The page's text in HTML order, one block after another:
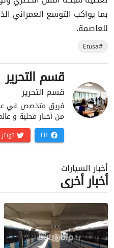
بما يواكب التوسع العمراني
للعاصمة.
#Etusa
قسم التحرير
قسم التحرير
فريق متخصص في
من أخبار محلية و
FB تويتر
أخبار السيارات
أخبار أخرى